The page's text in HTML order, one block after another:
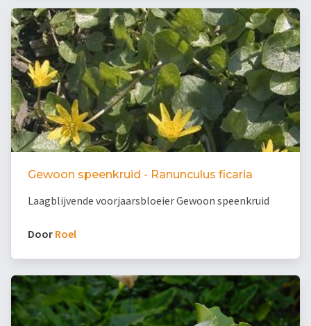
Gewoon speenkruid - Ranunculus ficaria
Laagblijvende voorjaarsbloeier Gewoon speenkruid
Door Roel